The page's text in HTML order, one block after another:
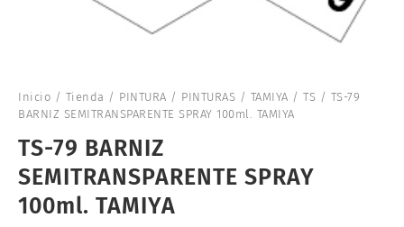
Inicio / Tienda / PINTURA / PINTURAS / TAMIYA / TS / TS-79
BARNIZ SEMITRANSPARENTE SPRAY 100ml. TAMIYA
TS-79 BARNIZ
SEMITRANSPARENTE SPRAY
100ml. TAMIYA